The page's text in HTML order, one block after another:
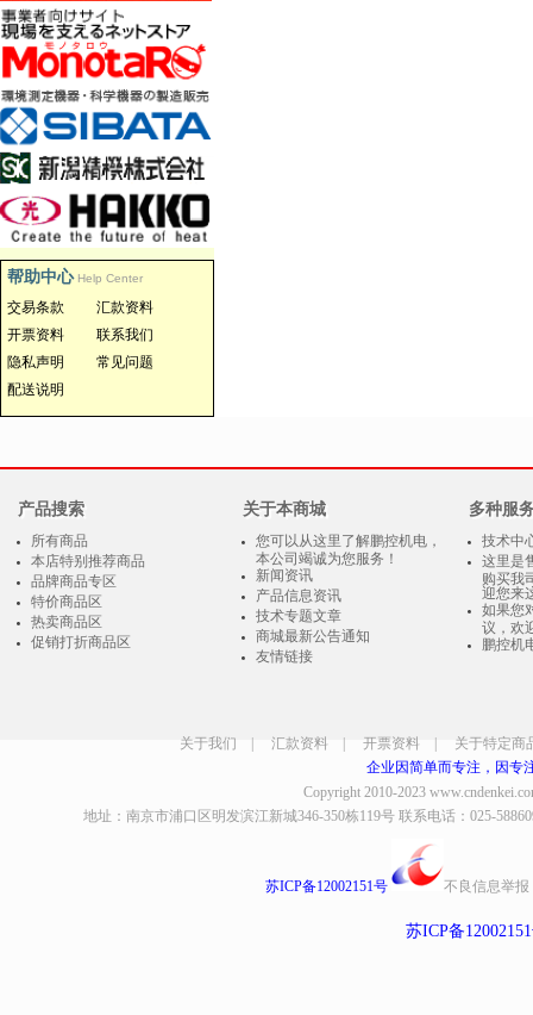
帮助中心 Help Center
交易条款
汇款资料
开票资料
联系我们
隐私声明
常见问题
配送说明
产品搜索
所有商品
本店特别推荐商品
品牌商品专区
特价商品区
热卖商品区
促销打折商品区
关于本商城
您可以从这里了解鹏控机电，
本公司竭诚为您服务！
新闻资讯
产品信息资讯
技术专题文章
商城最新公告通知
友情链接
多种服
技术中
这里是
购买我
迎您来
如果您
议，欢
鹏控机
关于我们 汇款资料 开票资料
关于特定商
企业因简单而专注，因专
Copyright 2010-2023
地址：南京市浦口区明发滨江新城346-350栋119号 联系电话：025-
苏ICP备12002151号 不良信息举报
苏ICP备